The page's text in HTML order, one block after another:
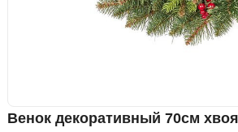
Венок декоративный 70см